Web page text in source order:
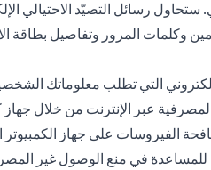
ستحاول رسائل التصيّد
وكلمات المرور وتفاصيل بطاقة
التي تطلب معلوماتك
عبر الإنترنت من خلال جهاز
الفيروسات على جهاز
في منع الوصول غير